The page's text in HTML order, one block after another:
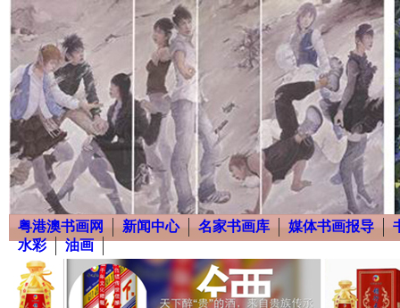
粤港澳书画网 新闻中心 名家书画库 媒体书画报导
水彩
油画